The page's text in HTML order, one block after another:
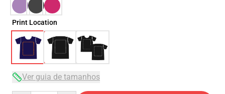
Print Location
Ver guia de tamanhos